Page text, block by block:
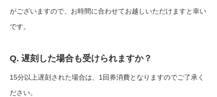
がございますので、お時間に合わせてお越しいただけますと幸い
です。
Q. 遅刻した場合も受けられますか？
15分以上遅刻された場合は、1回券消費となりますのでご了承く
ださい。